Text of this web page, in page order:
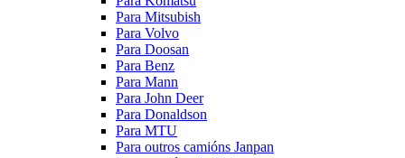
Para Mitsubish
Para Volvo
Para Doosan
Para Benz
Para Mann
Para John Deer
Para Donaldson
Para MTU
Para outros camións Janpan